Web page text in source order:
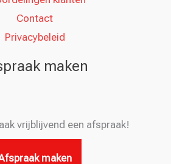
Contact
Privacybeleid
maken
vrijblijvend een afspraak!
maken